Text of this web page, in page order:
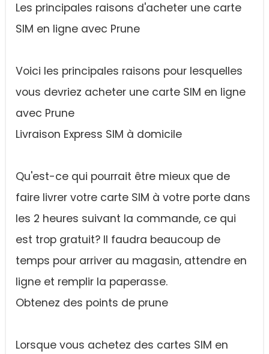
Les principales raisons d'acheter une carte
SIM en ligne avec Prune
Voici les principales raisons pour lesquelles
vous devriez acheter une carte SIM en ligne
avec Prune
Livraison Express SIM à domicile
Qu'est-ce qui pourrait être mieux que de
faire livrer votre carte SIM à votre porte dans
les 2 heures suivant la commande, ce qui
est trop gratuit? Il faudra beaucoup de
temps pour arriver au magasin, attendre en
ligne et remplir la paperasse.
Obtenez des points de prune
Lorsque vous achetez des cartes SIM en